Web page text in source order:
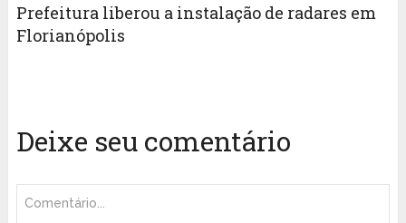
Prefeitura liberou a instalação de radares em
Florianópolis
Deixe seu comentário